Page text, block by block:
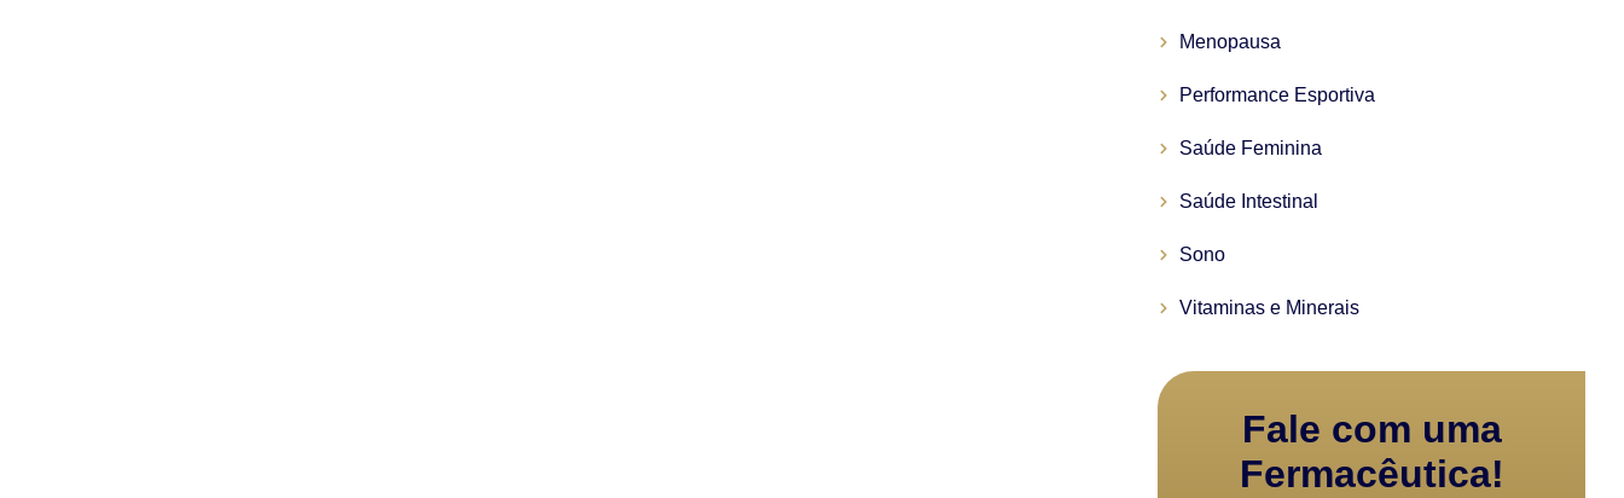
Menopausa
Performance Esportiva
Saúde Feminina
Saúde Intestinal
Sono
Vitaminas e Minerais
Fale com uma
Fermacêutica!